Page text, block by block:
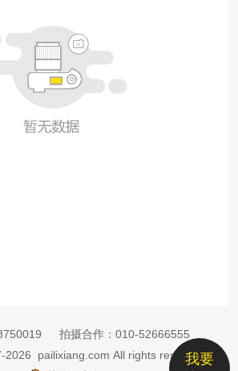
我要
拍摄合作： 010-52666555
2026 pailixiang.com All rights reserved